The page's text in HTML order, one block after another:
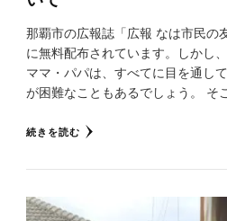
那覇市の広報誌「広報 なは市民の
に無料配布されています。しかし
ママ・パパは、すべてに目を通し
が困難なこともあるでしょう。 そ
続きを読む